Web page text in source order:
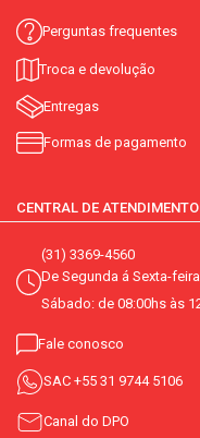
Perguntas frequentes
Troca e devolução
Entregas
Formas de pagamento
CENTRAL DE ATENDIMENTO
(31) 3369-4560
De Segunda á Sexta-
Sábado: de 08:00hs às
Fale conosco
SAC +55 31 9744 5106
Canal do DPO